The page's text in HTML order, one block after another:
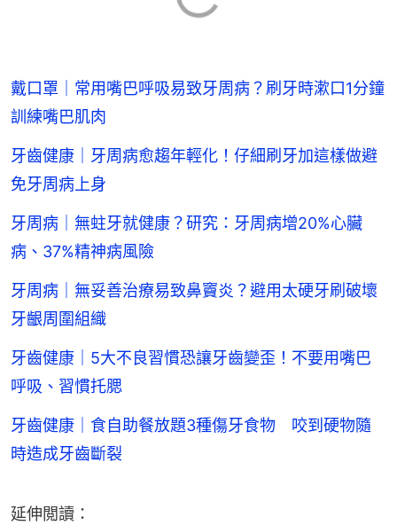
戴口罩｜常用嘴巴呼吸易致牙周病？刷牙時漱口1分鐘
訓練嘴巴肌肉
牙齒健康｜牙周病愈趨年輕化！仔細刷牙加這樣做避
免牙周病上身
牙周病｜無蛀牙就健康？研究：牙周病增20%心臟
病、37%精神病風險
牙周病｜無妥善治療易致鼻竇炎？避用太硬牙刷破壞
牙齦周圍組織
牙齒健康｜5大不良習慣恐讓牙齒變歪！不要用嘴巴
呼吸、習慣托腮
牙齒健康｜食自助餐放題3種傷牙食物 咬到硬物隨
時造成牙齒斷裂
延伸閲讀：